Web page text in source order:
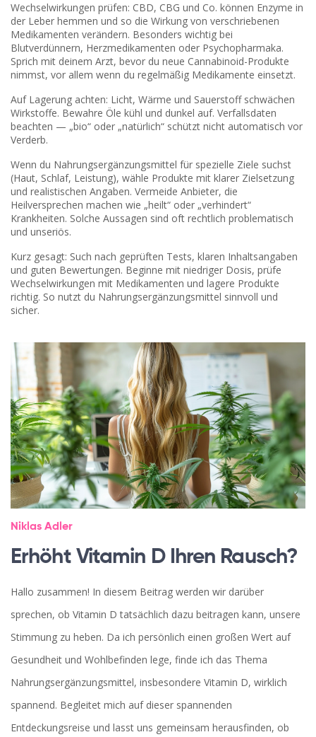
Wechselwirkungen prüfen: CBD, CBG und Co. können Enzyme in
der Leber hemmen und so die Wirkung von verschriebenen
Medikamenten verändern. Besonders wichtig bei
Blutverdünnern, Herzmedikamenten oder Psychopharmaka.
Sprich mit deinem Arzt, bevor du neue Cannabinoid-Produkte
nimmst, vor allem wenn du regelmäßig Medikamente einsetzt.
Auf Lagerung achten: Licht, Wärme und Sauerstoff schwächen
Wirkstoffe. Bewahre Öle kühl und dunkel auf. Verfallsdaten
beachten — „bio“ oder „natürlich“ schützt nicht automatisch vor
Verderb.
Wenn du Nahrungsergänzungsmittel für spezielle Ziele suchst
(Haut, Schlaf, Leistung), wähle Produkte mit klarer Zielsetzung
und realistischen Angaben. Vermeide Anbieter, die
Heilversprechen machen wie „heilt“ oder „verhindert“
Krankheiten. Solche Aussagen sind oft rechtlich problematisch
und unseriös.
Kurz gesagt: Such nach geprüften Tests, klaren Inhaltsangaben
und guten Bewertungen. Beginne mit niedriger Dosis, prüfe
Wechselwirkungen mit Medikamenten und lagere Produkte
richtig. So nutzt du Nahrungsergänzungsmittel sinnvoll und
sicher.
Niklas Adler
Erhöht Vitamin D Ihren Rausch?
Hallo zusammen! In diesem Beitrag werden wir darüber
sprechen, ob Vitamin D tatsächlich dazu beitragen kann, unsere
Stimmung zu heben. Da ich persönlich einen großen Wert auf
Gesundheit und Wohlbefinden lege, finde ich das Thema
Nahrungsergänzungsmittel, insbesondere Vitamin D, wirklich
spannend. Begleitet mich auf dieser spannenden
Entdeckungsreise und lasst uns gemeinsam herausfinden, ob